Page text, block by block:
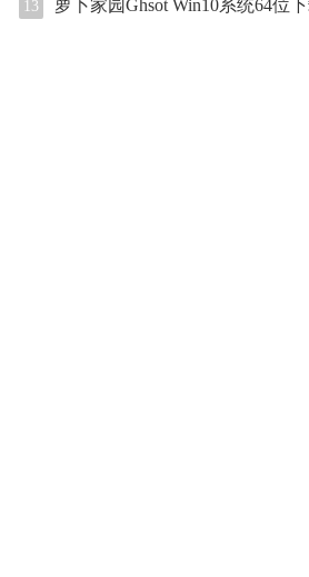
13 萝卜家园Ghsot Win10系统64位下载